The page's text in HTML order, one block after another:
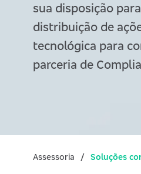
sua disposição
distribuição de
tecnológica para
parceria de
Assessoria Soluções